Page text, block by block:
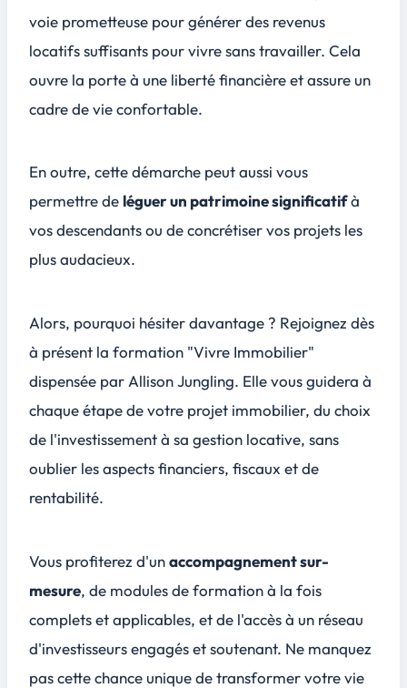
voie prometteuse pour générer des revenus
locatifs suffisants pour vivre sans travailler. Cela
ouvre la porte à une liberté financièreet assure un
cadre de vie confortable.
En outre, cette démarche peut aussi vous
permettre de léguer un patrimoine significatifà
vos descendants ou de concrétiser vos projets les
plus audacieux.
Alors, pourquoi hésiter davantage ? Rejoignez dès
à présent la formation "Vivre Immobilier"
dispensée par Allison Jungling. Elle vous guidera à
chaque étape de votre projet immobilier, du choix
de l'investissement à sa gestion locative, sans
oublier les aspects financiers, fiscaux et de
rentabilité.
Vous profiterez d'unaccompagnement sur-
mesure, de modules de formationà la fois
complets et applicables, et de l'accès à un réseau
d'investisseurs engagés et soutenant. Ne manquez
pas cette chance unique de transformer votre vie